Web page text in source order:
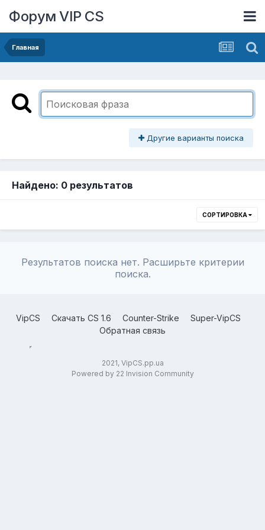
Форум VIP CS
Главная
Другие варианты поиска
Найдено: 0 результатов
СОРТИРОВКА
Результатов поиска нет. Расширьте критерии
поиска.
VipCS Скачать CS 1.6 Counter-Strike
Super-VipCS
Обратная связь
2021, VipCS.pp.ua
Powered by 22 Invision Community